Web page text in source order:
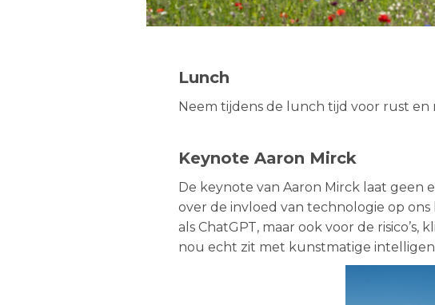
Lunch
Neem tijdens de lunch tijd voor rust
Keynote Aaron Mirck
De keynote van Aaron Mirck laat
over de invloed van technologie op
als ChatGPT, maar ook voor de risico’s,
nou echt zit met kunstmatige